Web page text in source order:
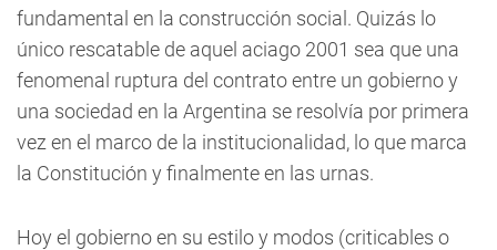
fundamental en la construcción social. Quizás lo
único rescatable de aquel aciago 2001 sea que una
fenomenal ruptura del contrato entre un gobierno y
una sociedad en la Argentina se resolvía por primera
vez en el marco de la institucionalidad, lo que marca
la Constitución y finalmente en las urnas.
Hoy el gobierno en su estilo y modos (criticables o